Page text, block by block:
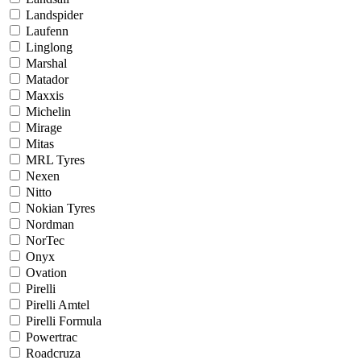
Landspider
Laufenn
Linglong
Marshal
Matador
Maxxis
Michelin
Mirage
Mitas
MRL Tyres
Nexen
Nitto
Nokian Tyres
Nordman
NorTec
Onyx
Ovation
Pirelli
Pirelli Amtel
Pirelli Formula
Powertrac
Roadcruza